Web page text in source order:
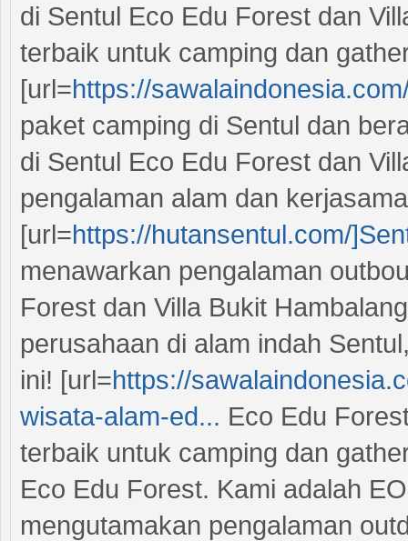
di Sentul Eco Edu Forest dan
terbaik untuk camping dan
[url=https://
paket camping di Sentul dan
di Sentul Eco Edu Forest dan
pengalaman alam dan
[url=https://hutansentul.com/
menawarkan pengalaman
Forest dan Villa Bukit
perusahaan di alam indah
ini! [url=https://
wisata-alam-ed... Eco Edu
terbaik untuk camping dan
Eco Edu Forest. Kami adalah
mengutamakan pengalaman